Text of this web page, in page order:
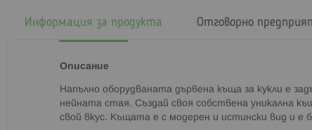
Информация за продукта
Описание
Напълно оборудваната дървена къща за кукли е
нейната стая. Създай своя собствена уникална
свой вкус. Къщата е с модерен и истински вид и е
Отговорно